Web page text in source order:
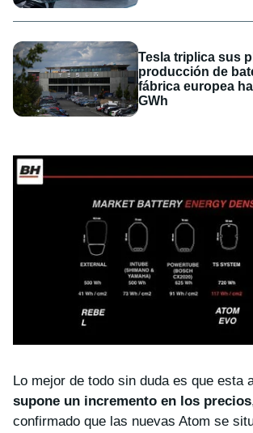
Tesla triplica sus
producción de
fábrica europea
GWh
Lo mejor de todo sin duda es que esta
supone un incremento en los precios
confirmado que las nuevas Atom se